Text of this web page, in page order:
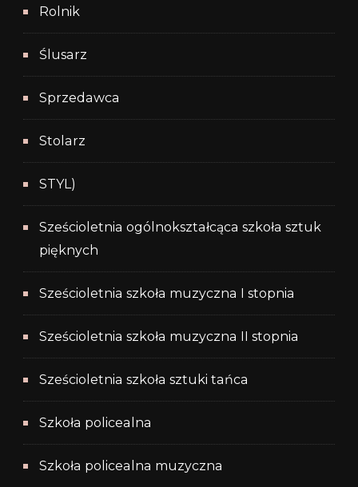
Rolnik
Ślusarz
Sprzedawca
Stolarz
STYL)
Sześcioletnia ogólnokształcąca szkoła sztuk
pięknych
Sześcioletnia szkoła muzyczna I stopnia
Sześcioletnia szkoła muzyczna II stopnia
Sześcioletnia szkoła sztuki tańca
Szkoła policealna
Szkoła policealna muzyczna